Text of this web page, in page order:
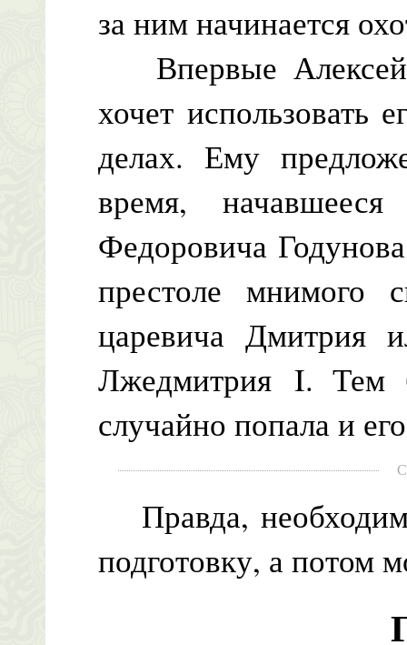
за ним начинается
Впервые Алексей
хочет использовать
делах. Ему
время,
Федоровича
престоле мнимого
царевича Дмитрия
Лжедмитрия I. Тем
случайно попала и
Правда,
подготовку, а потом